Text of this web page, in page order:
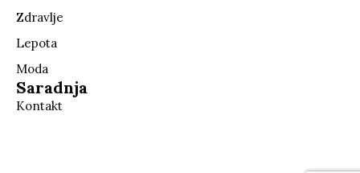
Zdravlje
Lepota
Moda
Saradnja
Kontakt